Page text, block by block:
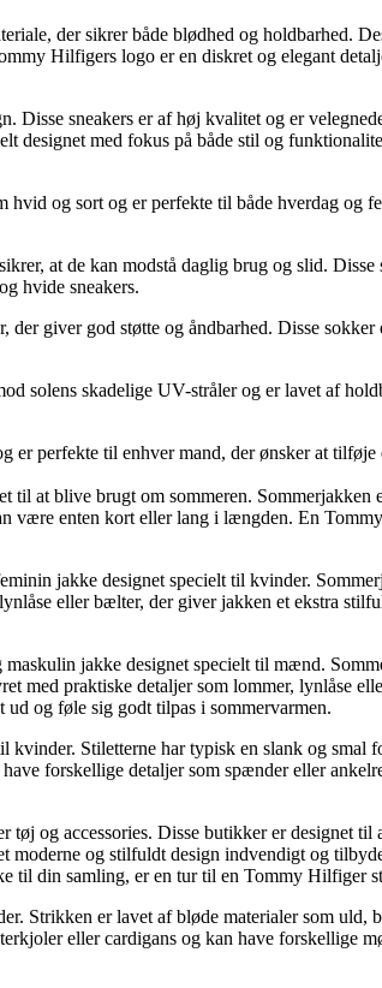
der sikrer både blødhed og holdbarhed.
Hilfigers logo er en diskret og elegant
sneakers er af høj kvalitet og er
designet med fokus på både stil og
og sort og er perfekte til både hverdag og
at de kan modstå daglig brug og slid.
hvide sneakers.
giver god støtte og åndbarhed. Disse
skadelige UV-stråler og er lavet af
perfekte til enhver mand, der ønsker at
at blive brugt om sommeren. Sommerjakken
være enten kort eller lang i længden. En
jakke designet specielt til kvinder.
eller bælter, der giver jakken et ekstra
jakke designet specielt til mænd.
med praktiske detaljer som lommer, lynlåse
og føle sig godt tilpas i sommervarmen.
Stiletterne har typisk en slank og
forskellige detaljer som spænder eller
og accessories. Disse butikker er designet
og stilfuldt design indvendigt og
til din samling, er en tur til en Tommy Hilfiger
er lavet af bløde materialer som uld,
eller cardigans og kan have forskellige